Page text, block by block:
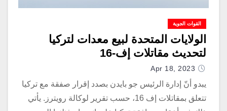
القوات الجوية
الولايات المتحدة لبيع معدات لتركيا
لتحديث مقاتلات إف-16
Apr 18, 2023
يبدو أنّ إدارة الرئيس جو بايدن بصدد إقرار صفقة مع تركيا
تتعلق بمقاتلات إف 16، حسب تقرير لوكالة رويترز. يأتي